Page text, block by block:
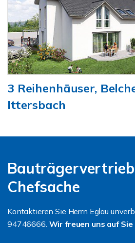
3 Reihenhäuser,
Ittersbach
Chefsache
Kontaktieren Sie Herrn Eglau
94746666. Wir freuen uns auf